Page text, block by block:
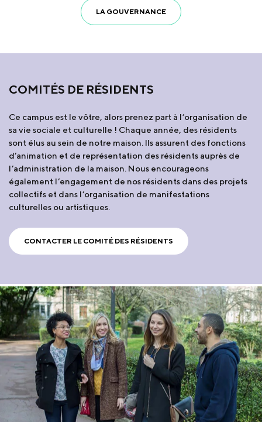
LA GOUVERNANCE
COMITÉS DE RÉSIDENTS
Ce campus est le vôtre, alors prenez part à l’organisation de
sa vie sociale et culturelle ! Chaque année, des résidents
sont élus au sein de notre maison. Ils assurent des fonctions
d’animation et de représentation des résidents auprès de
l’administration de la maison. Nous encourageons
également l’engagement de nos résidents dans des projets
collectifs et dans l’organisation de manifestations
culturelles ou artistiques.
CONTACTER LE COMITÉ DES RÉSIDENTS